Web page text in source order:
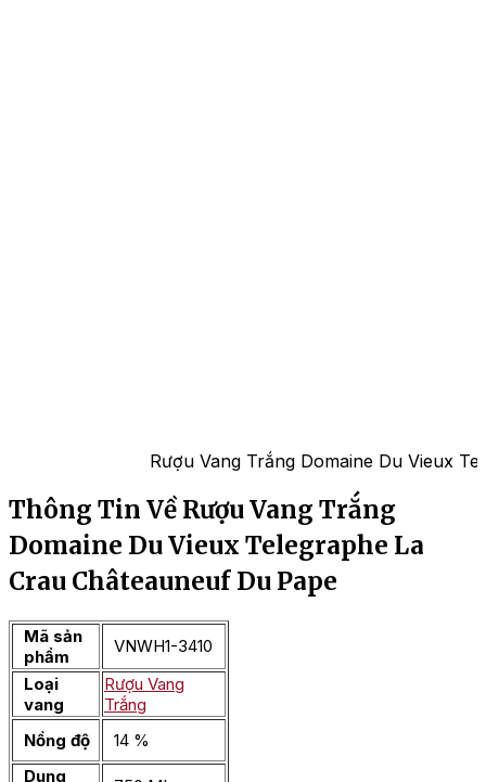
Rượu Vang Trắng Domaine Du Vieux
Thông Tin Về Rượu Vang Trắng
Domaine Du Vieux Telegraphe La
Crau Châteauneuf Du Pape
Mã sản
phẩm
VNWH1-3410
Loại
vang
Rượu Vang
Trắng
Nồng độ
14 %
Dung